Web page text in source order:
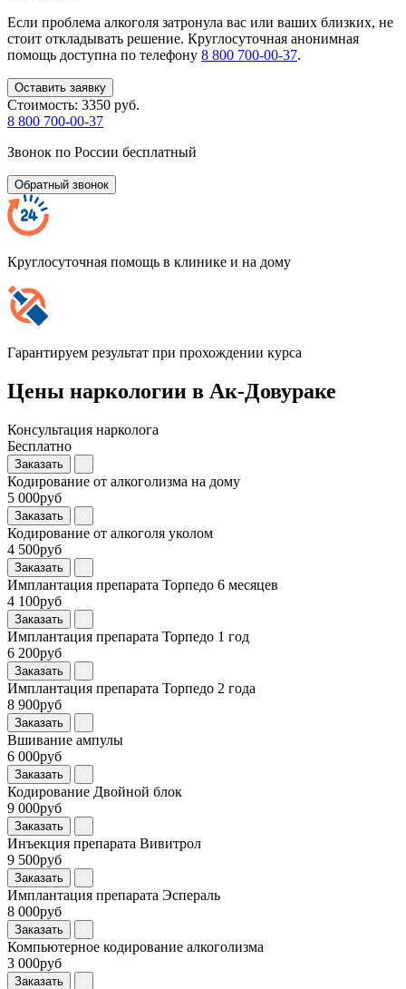
Если проблема алкоголя затронула вас или ваших близких, не
стоит откладывать решение. Круглосуточная анонимная
помощь доступна по телефону 8 800 700-00-37.
Оставить заявку
Стоимость: 3350 руб.
8 800 700-00-37
Звонок по России бесплатный
Обратный звонок
Круглосуточная помощь в клинике и на дому
Гарантируем результат при прохождении курса
Цены наркологии в Ак-Довураке
Консультация нарколога
Бесплатно
Заказать
Кодирование от алкоголизма на дому
5 000руб
Заказать
Кодирование от алкоголя уколом
4 500руб
Заказать
Имплантация препарата Торпедо 6 месяцев
4 100руб
Заказать
Имплантация препарата Торпедо 1 год
6 200руб
Заказать
Имплантация препарата Торпедо 2 года
8 900руб
Заказать
Вшивание ампулы
6 000руб
Заказать
Кодирование Двойной блок
9 000руб
Заказать
Инъекция препарата Вивитрол
9 500руб
Заказать
Имплантация препарата Эспераль
8 000руб
Заказать
Компьютерное кодирование алкоголизма
3 000руб
Заказать